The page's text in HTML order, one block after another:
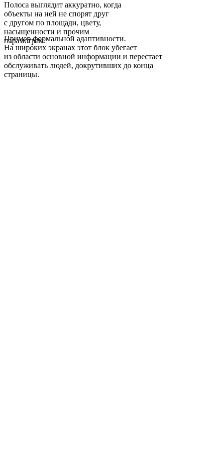
Полоса выглядит аккуратно, когда
объекты на ней не спорят друг
с другом по площади, цвету,
насыщенности и прочим
параметрам.
Пример формальной адаптивности.
На широких экранах этот блок убегает
из области основной информации и перестает
обслуживать людей, докрутивших до конца
страницы.